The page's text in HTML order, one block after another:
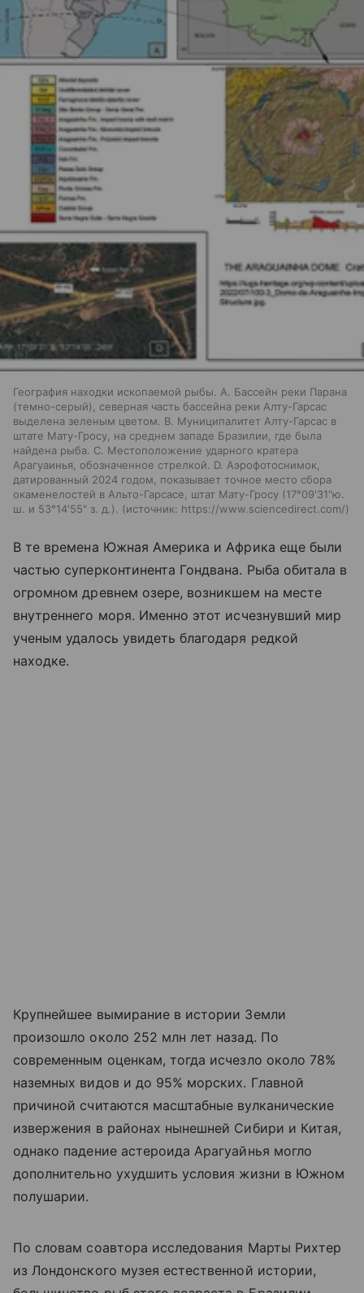
География находки ископаемой рыбы. A. Бассейн реки Парана
(темно-серый), северная часть бассейна реки Алту-Гарсас
выделена зеленым цветом. B. Муниципалитет Алту-Гарсас в
штате Мату-Гросу, на среднем западе Бразилии, где была
найдена рыба. C. Местоположение ударного кратера
Арагуаинья, обозначенное стрелкой. D. Аэрофотоснимок,
датированный 2024 годом, показывает точное место сбора
окаменелостей в Альто-Гарсасе, штат Мату-Гросу (17°09'31"ю.
ш. и 53°14'55" з. д.).
источник: https://www.sciencedirect.com/
В те времена Южная Америка и Африка еще были
частью суперконтинента Гондвана. Рыба обитала в
огромном древнем озере, возникшем на месте
внутреннего моря. Именно этот исчезнувший мир
ученым удалось увидеть благодаря редкой
находке.
Крупнейшее вымирание в истории Земли
произошло около 252 млн лет назад. По
современным оценкам, тогда исчезло около 78%
наземных видов и до 95% морских. Главной
причиной считаются масштабные вулканические
извержения в районах нынешней Сибири и Китая,
однако падение астероида Арагуайнья могло
дополнительно ухудшить условия жизни в Южном
полушарии.
По словам соавтора исследования Марты Рихтер
из Лондонского музея естественной истории,